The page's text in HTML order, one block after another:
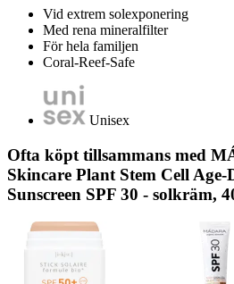
Vid extrem solexponering
Med rena mineralfilter
För hela familjen
Coral-Reef-Safe
Unisex
Ofta köpt tillsammans med
Skincare Plant Stem Cell Age-
Sunscreen SPF 30 - solkräm,